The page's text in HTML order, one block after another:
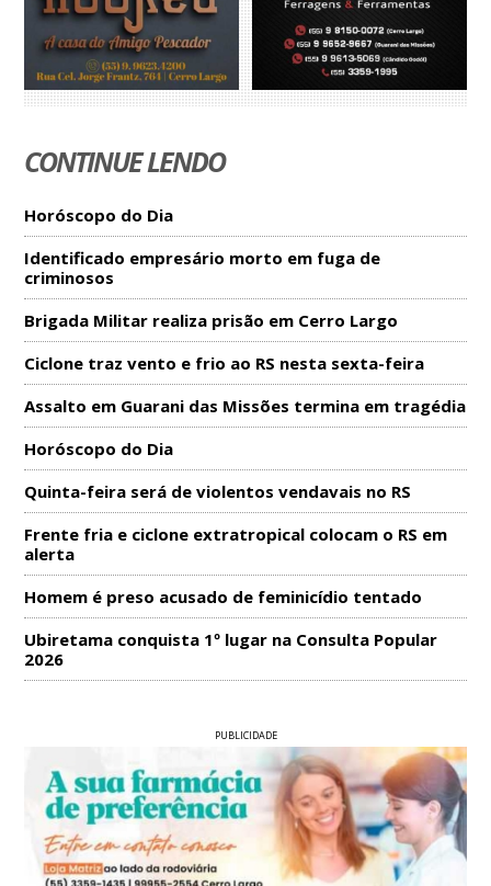
CONTINUE LENDO
Horóscopo do Dia
Identificado empresário morto em fuga de
criminosos
Brigada Militar realiza prisão em Cerro Largo
Ciclone traz vento e frio ao RS nesta sexta-feira
Assalto em Guarani das Missões termina em tragédia
Horóscopo do Dia
Quinta-feira será de violentos vendavais no RS
Frente fria e ciclone extratropical colocam o RS em
alerta
Homem é preso acusado de feminicídio tentado
Ubiretama conquista 1º lugar na Consulta Popular
2026
PUBLICIDADE